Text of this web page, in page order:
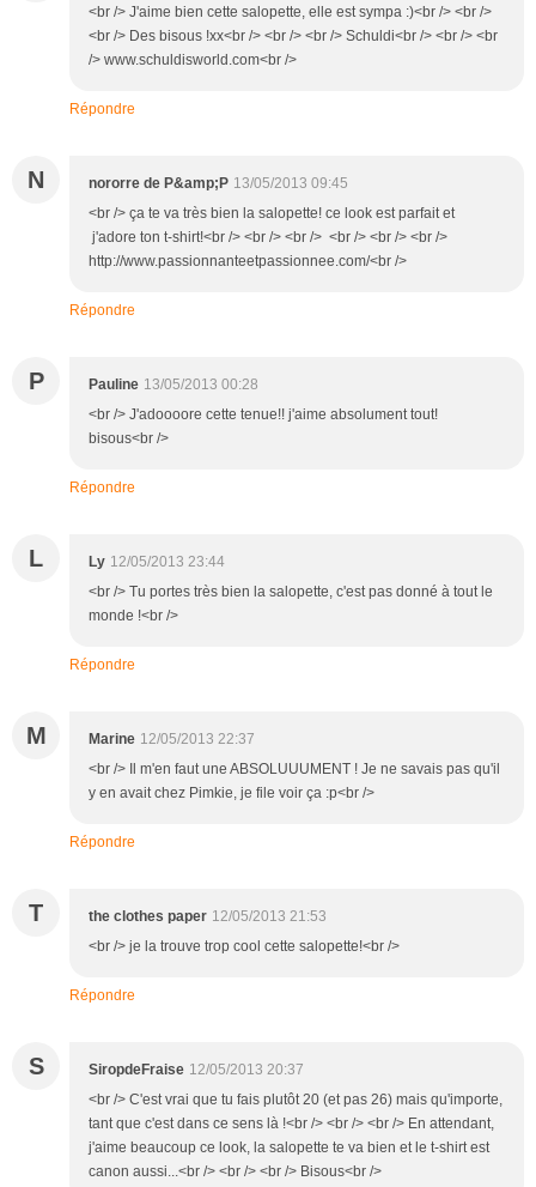
<br /> J'aime bien cette salopette, elle est sympa :)<br /> <br />
<br /> Des bisous !xx<br /> <br /> <br /> Schuldi<br /> <br /> <br
/> www.schuldisworld.com<br />
Répondre
N nororre de P&amp;P 13/05/2013 09:45
<br /> ça te va très bien la salopette! ce look est parfait et
j'adore ton t-shirt!<br /> <br /> <br /> <br /> <br /> <br />
http://www.passionnanteetpassionnee.com/<br />
Répondre
P Pauline 13/05/2013 00:28
<br /> J'adoooore cette tenue!! j'aime absolument tout!
bisous<br />
Répondre
L Ly 12/05/2013 23:44
<br /> Tu portes très bien la salopette, c'est pas donné à tout le
monde !<br />
Répondre
M Marine 12/05/2013 22:37
<br /> Il m'en faut une ABSOLUUUMENT ! Je ne savais pas qu'il
y en avait chez Pimkie, je file voir ça :p<br />
Répondre
T the clothes paper 12/05/2013 21:53
<br /> je la trouve trop cool cette salopette!<br />
Répondre
S SiropdeFraise 12/05/2013 20:37
<br /> C'est vrai que tu fais plutôt 20 (et pas 26) mais qu'importe,
tant que c'est dans ce sens là !<br /> <br /> <br /> En attendant,
j'aime beaucoup ce look, la salopette te va bien et le t-shirt est
canon aussi...<br /> <br /> <br /> Bisous<br />